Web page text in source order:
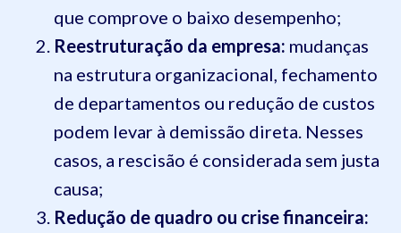
que comprove o baixo desempenho;
Reestruturação da empresa: mudanças
na estrutura organizacional, fechamento
de departamentos ou redução de custos
podem levar à demissão direta. Nesses
casos, a rescisão é considerada sem justa
causa;
Redução de quadro ou crise financeira: